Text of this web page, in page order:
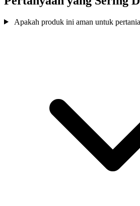
Apakah produk ini aman untuk